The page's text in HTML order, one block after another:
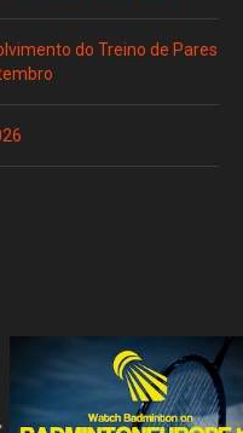
do Treino de Pares